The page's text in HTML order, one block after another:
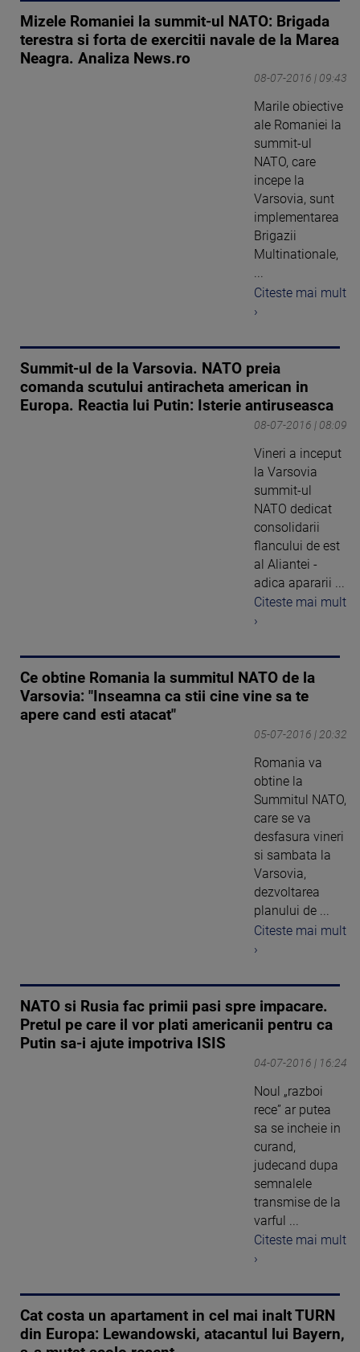
Mizele Romaniei la summit-ul NATO: Brigada
terestra si forta de exercitii navale de la Marea
Neagra. Analiza News.ro
08-07-2016 | 09:43
Marile obiective
ale Romaniei la
summit-ul
NATO, care
incepe la
Varsovia, sunt
implementarea
Brigazii
Multinationale,
...
Citeste mai mult
›
Summit-ul de la Varsovia. NATO preia
comanda scutului antiracheta american in
Europa. Reactia lui Putin: Isterie antiruseasca
08-07-2016 | 08:09
Vineri a inceput
la Varsovia
summit-ul
NATO dedicat
consolidarii
flancului de est
al Aliantei -
adica apararii ...
Citeste mai mult
›
Ce obtine Romania la summitul NATO de la
Varsovia: "Inseamna ca stii cine vine sa te
apere cand esti atacat"
05-07-2016 | 20:32
Romania va
obtine la
Summitul NATO,
care se va
desfasura vineri
si sambata la
Varsovia,
dezvoltarea
planului de ...
Citeste mai mult
›
NATO si Rusia fac primii pasi spre impacare.
Pretul pe care il vor plati americanii pentru ca
Putin sa-i ajute impotriva ISIS
04-07-2016 | 16:24
Noul „razboi
rece” ar putea
sa se incheie in
curand,
judecand dupa
semnalele
transmise de la
varful ...
Citeste mai mult
›
Cat costa un apartament in cel mai inalt TURN
din Europa: Lewandowski, atacantul lui Bayern,